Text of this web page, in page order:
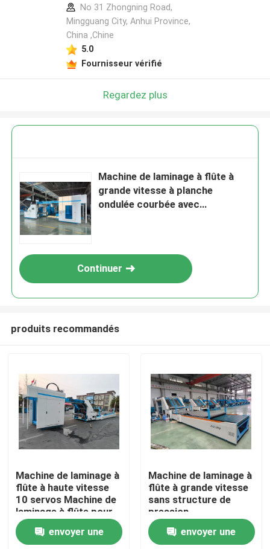
Maison
Produits
Exposition de VR
No 31 Zhongning Road,
Mingguang City, Anhui Province,
China ,Chine
5.0
Fournisseur vérifié
Regardez plus
Machine de laminage à flûte à
grande vitesse à planche
ondulée courbée avec
Continuer
produits recommandés
Machine de laminage à
flûte à haute vitesse
10 servos Machine de
laminage à flûte pour
l'industrie des cartons
ondulésenvoyer une
Machine de laminage à
flûte à grande vitesse
sans structure de
pression
d'alimentation et
contrôle numérique de
envoyer une